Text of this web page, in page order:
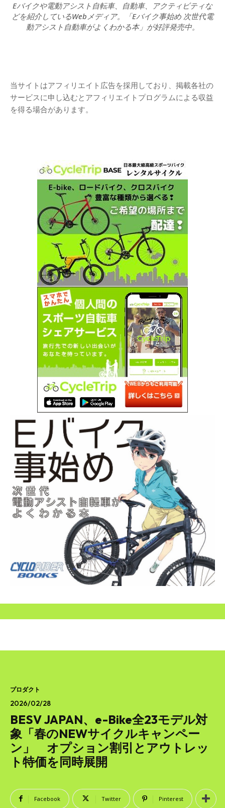
Eバイクや電動アシスト自転車、自動車、アクティビティな
どを紹介しているWebメディア。「Eバイク事始め 次世代電
動アシスト自動車がよくわかる本」が好評発売中。
当サイトはアフィリエイト広告を採用しており、掲載各社の
サービスに申し込むとアフィリエイトプログラムによる収益
を得る場合があります。